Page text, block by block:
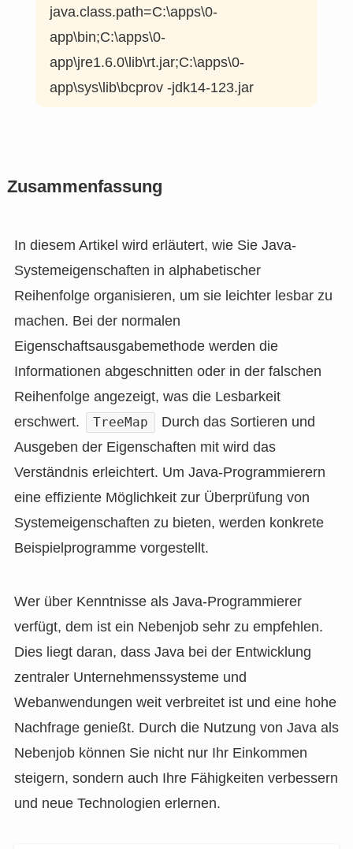
java.class.path=C:\apps\0-
app\bin;C:\apps\0-
app\jre1.6.0\lib\rt.jar;C:\apps\0-
app\sys\lib\bcprov -jdk14-123.jar
Zusammenfassung
In diesem Artikel wird erläutert, wie Sie Java-
Systemeigenschaften in alphabetischer
Reihenfolge organisieren, um sie leichter lesbar zu
machen. Bei der normalen
Eigenschaftsausgabemethode werden die
Informationen abgeschnitten oder in der falschen
Reihenfolge angezeigt, was die Lesbarkeit
erschwert.
TreeMap
Durch das Sortieren und
Ausgeben der Eigenschaften mit wird das
Verständnis erleichtert. Um Java-Programmierern
eine effiziente Möglichkeit zur Überprüfung von
Systemeigenschaften zu bieten, werden konkrete
Beispielprogramme vorgestellt.
Wer über Kenntnisse als Java-Programmierer
verfügt, dem ist ein Nebenjob sehr zu empfehlen.
Dies liegt daran, dass Java bei der Entwicklung
zentraler Unternehmenssysteme und
Webanwendungen weit verbreitet ist und eine hohe
Nachfrage genießt. Durch die Nutzung von Java als
Nebenjob können Sie nicht nur Ihr Einkommen
steigern, sondern auch Ihre Fähigkeiten verbessern
und neue Technologien erlernen.